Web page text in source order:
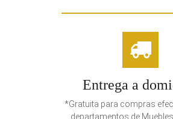
Entrega a
*Gratuita para compras
departamentos de